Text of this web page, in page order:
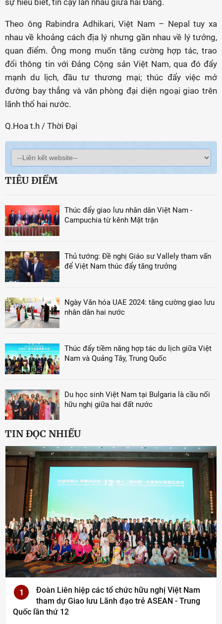
sự hiểu biết, tin cậy lẫn nhau giữa hai Đảng.
Theo ông Rabindra Adhikari, Việt Nam – Nepal tuy xa
nhau về khoảng cách địa lý nhưng gần nhau về lý tưởng,
quan điểm. Ông mong muốn tăng cường hợp tác, trao
đổi thông tin với Đảng Cộng sản Việt Nam, qua đó đẩy
mạnh du lịch, đầu tư thương mại; thúc đẩy việc mở
đường bay thẳng và văn phòng đại diện ngoại giao trên
lãnh thổ hai nước.
Q.Hoa t.h / Thời Đại
TIÊU ĐIỂM
Thúc đẩy giao lưu nhân dân Việt Nam -
Campuchia từ kênh Mặt trận
Thủ tướng: Đề nghị Giáo sư Vallely tham vấn
để Việt Nam thúc đẩy tăng trưởng
Ngày Văn hóa UAE 2024: tăng cường giao lưu
nhân dân hai nước
Thúc đẩy tiềm năng hợp tác du lịch giữa Việt
Nam và Quảng Tây, Trung Quốc
Du học sinh Việt Nam tại Bulgaria là cầu nối
hữu nghị giữa hai đất nước
TIN ĐỌC NHIỀU
1
Đoàn Liên hiệp các tổ chức hữu nghị Việt Nam
tham dự Giao lưu Lãnh đạo trẻ ASEAN - Trung
Quốc lần thứ 12